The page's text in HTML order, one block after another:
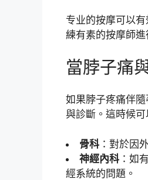
专业的按摩可以
練有素的按摩師進
當脖子痛
如果脖子疼痛伴
與診斷。這時候可
骨科 ：對於因
神經內科 ：如
經系統的問題。